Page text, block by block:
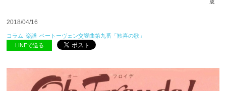
成
2018/04/16
コラム 楽譜 ベートーヴェン交響曲第九番「歓喜の歌」
LINEで送る